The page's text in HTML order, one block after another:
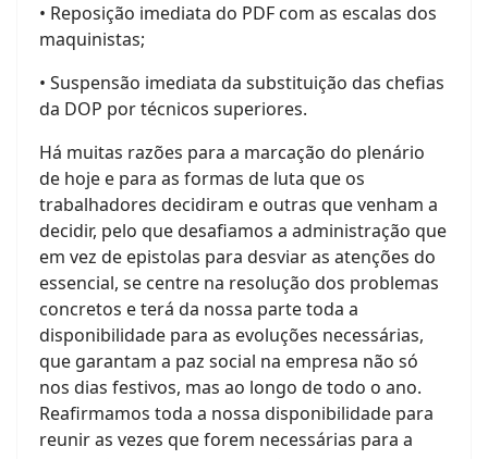
• Reposição imediata do PDF com as escalas dos
maquinistas;
• Suspensão imediata da substituição das chefias
da DOP por técnicos superiores.
Há muitas razões para a marcação do plenário
de hoje e para as formas de luta que os
trabalhadores decidiram e outras que venham a
decidir, pelo que desafiamos a administração que
em vez de epistolas para desviar as atenções do
essencial, se centre na resolução dos problemas
concretos e terá da nossa parte toda a
disponibilidade para as evoluções necessárias,
que garantam a paz social na empresa não só
nos dias festivos, mas ao longo de todo o ano.
Reafirmamos toda a nossa disponibilidade para
reunir as vezes que forem necessárias para a